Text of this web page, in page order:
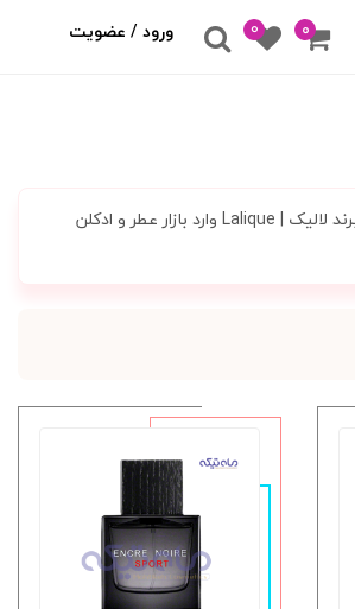
۰ 0 ورود / عضویت
برند لالیک | Lalique اصالتا یک کمپانی عطر و ادکلن فرانسوی است. این تولید کننده تا کنون بیش از ۵۰ عدد عطر با برند لالیک | Lalique وارد بازار عطر و ادکلن